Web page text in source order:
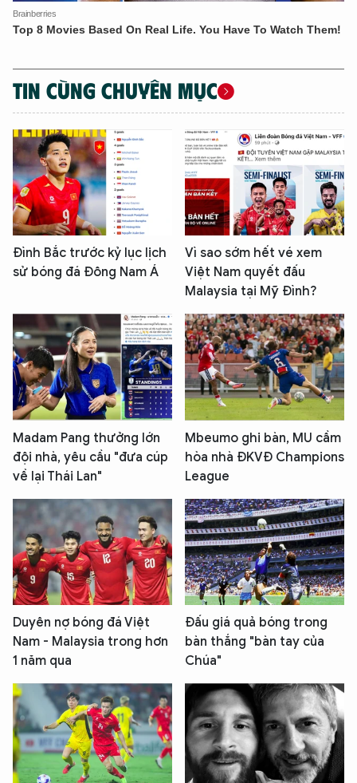
TIN CÙNG CHUYÊN MỤC
Đình Bắc trước kỷ lục lịch
sử bóng đá Đông Nam Á
Vì sao sớm hết vé xem
Việt Nam quyết đấu
Malaysia tại Mỹ Đình?
Madam Pang thưởng lớn
đội nhà, yêu cầu "đưa cúp
về lại Thái Lan"
Mbeumo ghi bàn, MU cầm
hòa nhà ĐKVĐ Champions
League
Duyên nợ bóng đá Việt
Nam - Malaysia trong hơn
1 năm qua
Đấu giá quả bóng trong
bàn thắng "bàn tay của
Chúa"